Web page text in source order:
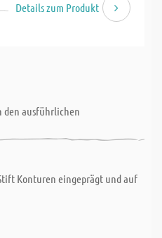
Details zum Produkt
den ausführlichen
Konturen eingeprägt und auf